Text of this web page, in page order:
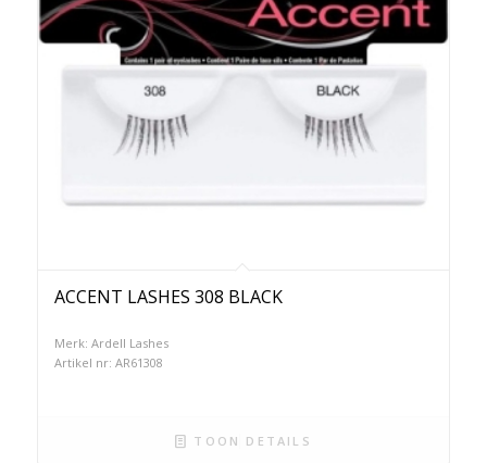
ACCENT LASHES 308 BLACK
Merk: Ardell Lashes
Artikel nr: AR61308
TOON DETAILS